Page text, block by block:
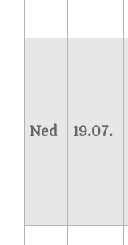
Ned 19.07.